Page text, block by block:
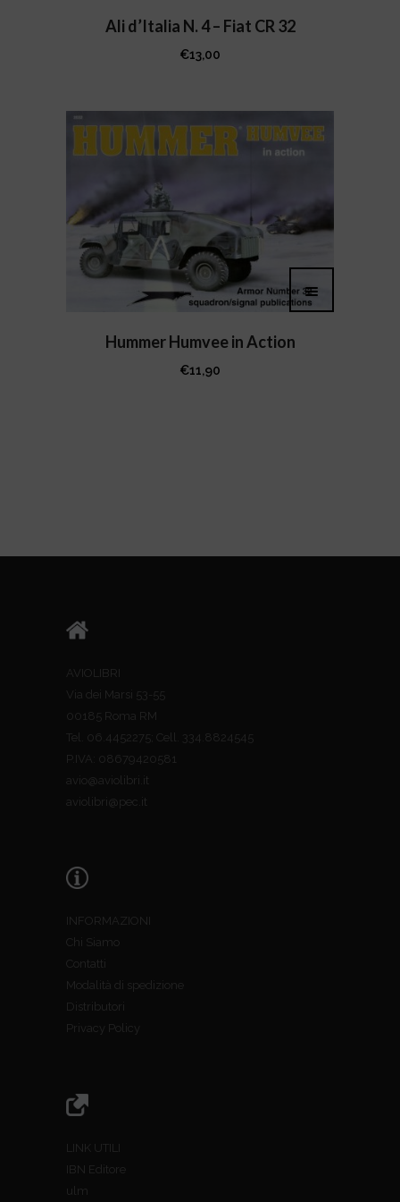
Ali d’Italia N. 4 – Fiat CR 32
€13,00
Hummer Humvee in Action
€11,90
AVIOLIBRI
Via dei Marsi 53-55
00185 Roma RM
Tel. 06.4452275; Cell. 334.8824545
P.IVA: 08679420581
avio@aviolibri.it
aviolibri@pec.it
INFORMAZIONI
Chi Siamo
Contatti
Modalità di spedizione
Distributori
Privacy Policy
LINK UTILI
IBN Editore
ulm